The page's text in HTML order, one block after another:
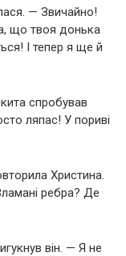
— Звичайно!
що твоя донька
І тепер я ще й
спробував
ляпас! У пориві
Христина.
ребра? Де
він. — Я не